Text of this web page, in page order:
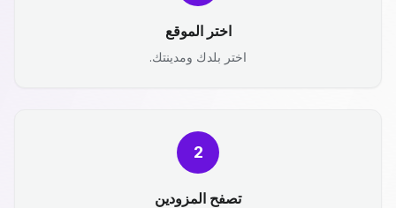
اختر الموقع
اختر بلدك ومدينتك.
2
تصفح المزودين